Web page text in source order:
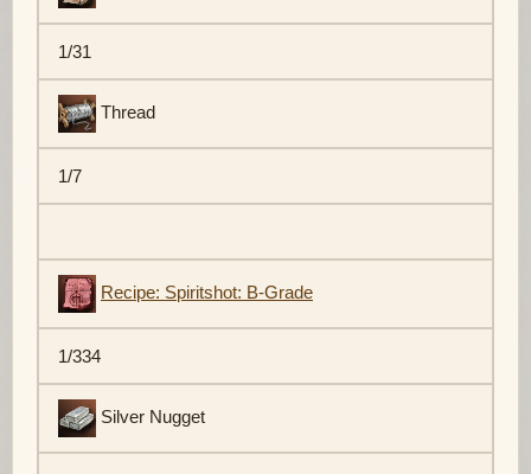
1/31
Thread
1/7
Recipe: Spiritshot: B-Grade
1/334
Silver Nugget